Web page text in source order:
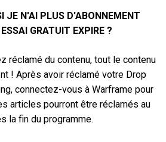
JE N'AI PLUS D'ABONNEMENT
GRATUIT EXPIRE ?
réclamé du contenu, tout le contenu
! Après avoir réclamé votre Drop
connectez-vous à Warframe pour
articles pourront être réclamés au
la fin du programme.